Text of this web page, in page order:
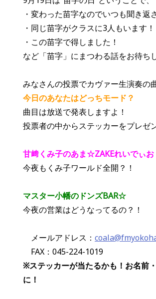
・変わった苗字なのでいつも聞き返
・同じ苗字がクラスに3人もいます！
・この苗字で得しました！
など「苗字」にまつわる話をお待ち
みなさんの投票でカヴァー生演奏の
今日のあなたはどっちモード？
曲目は放送で発表しますよ！
投票者の中からステッカーをプレゼ
甘﨑くみ子のあま☆ZAKEれいでぃお
今夜もくみ子ワールド全開？！
マスター小幡のドンズBAR☆
今夜の営業はどうなってるの？！
メールアドレス：
FAX：045-224-1019
※ステッカーが当たるかも！お名前
に！